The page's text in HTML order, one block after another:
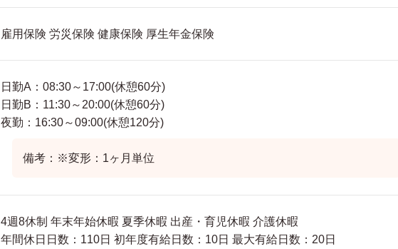
雇用保険 労災保険 健康保険 厚生年金保険
日勤A：08:30～17:00(休憩60分)
日勤B：11:30～20:00(休憩60分)
夜勤：16:30～09:00(休憩120分)
備考：※変形：1ヶ月単位
4週8休制 年末年始休暇 夏季休暇 出産・育児休暇 介護休暇
年間休日日数：110日 初年度有給日数：10日 最大有給日数：20日